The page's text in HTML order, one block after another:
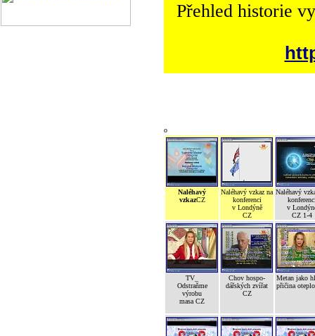
Přehled historie
o
Naléhavý
vzkazCZ
Naléhavý vzkaz na
konferenci
v Londýně
CZ
Naléhavý
v
CZ 1-4
TV_
Odstraňme
výrobu
masa CZ
Chov hospo-
dářských zvířat
CZ
Metan jako
přičina